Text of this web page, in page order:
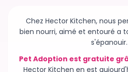
Chez Hector Kitchen, nous
bien nourri, aimé et entouré a
s'épanouir.
Pet Adoption est gratuite
Hector Kitchen en est